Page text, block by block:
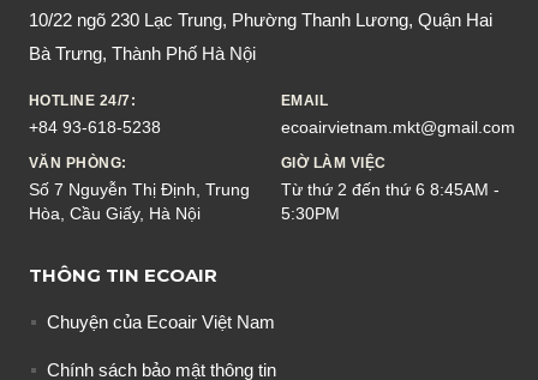
10/22 ngõ 230 Lạc Trung, Phường Thanh Lương, Quận Hai
Bà Trưng, Thành Phố Hà Nội
HOTLINE 24/7:
+84 93-618-5238
EMAIL
ecoairvietnam.mkt@gmail.com
VĂN PHÒNG:
Số 7 Nguyễn Thị Định, Trung
Hòa, Cầu Giấy, Hà Nội
GIỜ LÀM VIỆC
Từ thứ 2 đến thứ 6 8:45AM -
5:30PM
THÔNG TIN ECOAIR
Chuyện của Ecoair Việt Nam
Chính sách bảo mật thông tin